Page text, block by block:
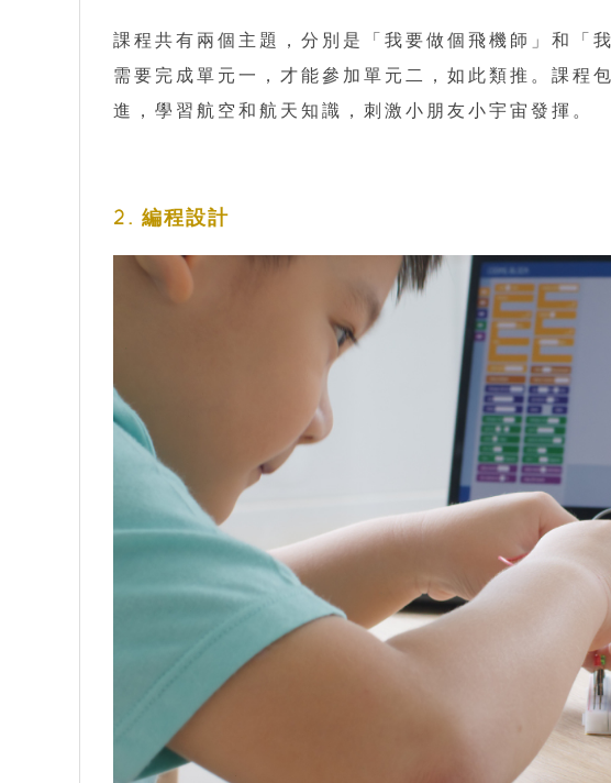
課程共有兩個主題，分別是「我要做個飛機師」和「
需要完成單元一，才能參加單元二，如此類推。課程
進，學習航空和航天知識，刺激小朋友小宇宙發揮。
2. 編程設計